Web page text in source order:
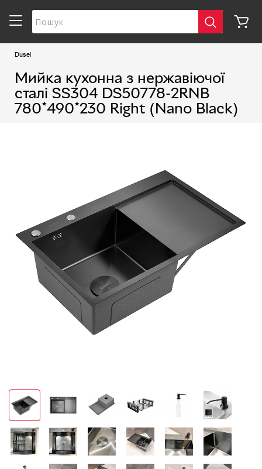
Dusel
Мийка кухонна з нержавіючої
сталі SS304 DS50778-2RNB
780*490*230 Right (Nano Black)